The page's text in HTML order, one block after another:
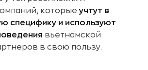
которыеучтут в
специфику и используют
вьетнамской
в свою пользу.